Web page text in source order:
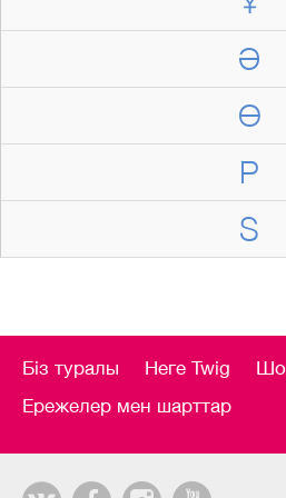
Ә
Ө
P
S
Біз туралы Неге Twig
Ережелер мен шарттар